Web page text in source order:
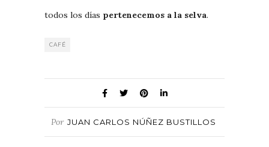
todos los días pertenecemos a la selva.
CAFÉ
Por JUAN CARLOS NÚÑEZ BUSTILLOS